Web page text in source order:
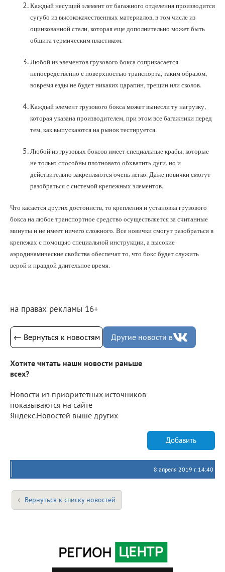
Каждый несущий элемент от багажного отделения производится
сугубо из высококачественных материалов, в том числе из
оцинкованной стали, которая еще дополнительно может быть
обшита термическим пластиком.
Любой из элементов грузового бокса соприкасается
непосредственно с поверхностью транспорта, таким образом,
вовремя езды не будет никаких царапин, трещин или сколов.
Каждый элемент грузового бокса может вынесли ту нагрузку,
которая указана производителем, при этом все багажники перед
тем, как выпускаются на рынок тестируется.
Любой из грузовых боксов имеет специальные крабы, которые
не только способны плотновато обхватить дуги, но и
действительно закрепляются очень легко. Даже новички смогут
разобраться с системой крепежных элементов.
Что касается других достоинств, то крепления и установка грузового
бокса на любое транспортное средство осуществляется за считанные
минуты и не имеет ничего сложного. Все новички смогут разобраться в
крепежах с помощью специальной инструкции, а высокие
аэродинамические свойства обеспечат то, что бокс будет служить
верой и правдой длительное время.
на правах рекламы 16+
← Вернуться к новостям Другие новости в
Хотите читать наши новости раньше
всех?
Новости из приоритетных источников
показываются на сайте
Яндекс.Новостей выше других
Добавить
8 апреля 2019 г. 14:40
Вернуться к списку новостей